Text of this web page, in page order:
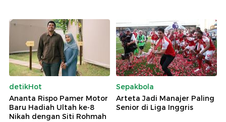
detikHot
Ananta Rispo Pamer Motor
Baru Hadiah Ultah ke-8
Nikah dengan Siti Rohmah
Sepakbola
Arteta Jadi Manajer Paling
Senior di Liga Inggris